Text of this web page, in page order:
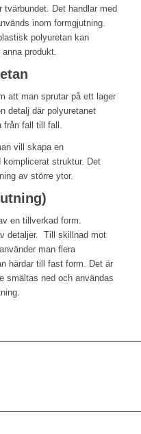
Det handlar med
inom formgjutning.
polyuretan kan
produkt.
att man sprutar på ett lager
detalj där polyuretanet
fall till fall.
vill skapa en
komplicerat struktur. Det
av större ytor.
en tillverkad form.
detaljer. Till skillnad mot
man flera
härdar till fast form. Det är
smältas ned och användas